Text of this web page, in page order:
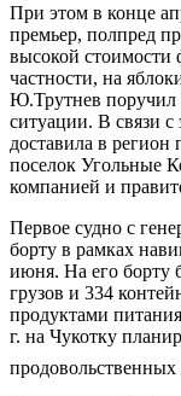
При этом в конце
премьер, полпред
высокой стоимости
частности, на
Ю.Трутнев поручил
ситуации. В связи
доставила в
поселок Угольные
компанией и
Первое судно с
борту в рамках
июня. На его борту
грузов и 334
продуктами
г. на Чукотку